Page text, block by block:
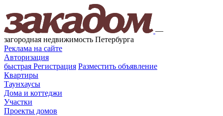
—
загородная недвижимость Петербурга
Реклама на сайте
Авторизация
быстрая Регистрация Разместить объявление
Квартиры
Таунхаусы
Дома и коттеджи
Участки
Проекты домов